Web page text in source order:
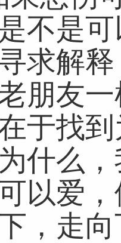
不是
求解
朋友
于找
什么
以爱
，走